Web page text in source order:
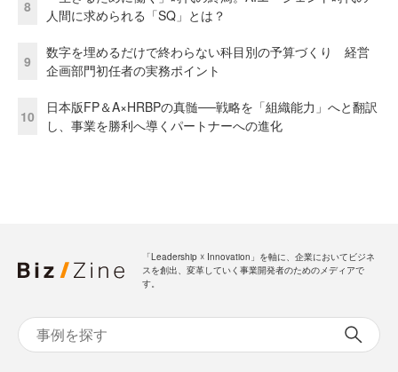
8
人間に求められる「SQ」とは？
9
数字を埋めるだけで終わらない科目別の予算づくり 経営
企画部門初任者の実務ポイント
10
日本版FP＆A×HRBPの真髄──戦略を「組織能力」へと翻訳
し、事業を勝利へ導くパートナーへの進化
「Leadership ☓ Innovation」を軸に、企業においてビジネ
スを創出、変革していく事業開発者のためのメディアで
す。